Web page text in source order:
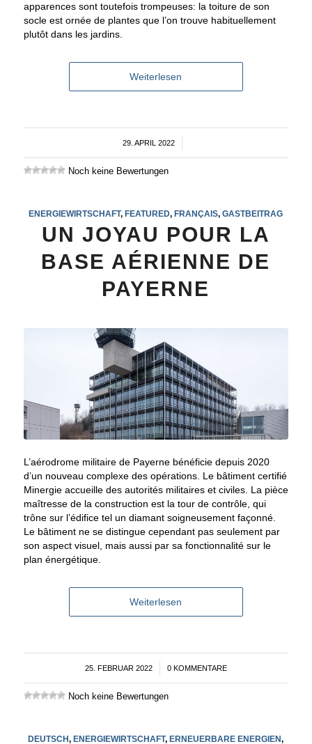
apparences sont toutefois trompeuses: la toiture de son
socle est ornée de plantes que l’on trouve habituellement
plutôt dans les jardins.
Weiterlesen
29. APRIL 2022
/
Noch keine Bewertungen
ENERGIEWIRTSCHAFT, FEATURED, FRANÇAIS,GASTBEITRAG
UN JOYAU POUR LA
BASE AÉRIENNE DE
PAYERNE
L’aérodrome militaire de Payerne bénéficie depuis 2020
d’un nouveau complexe des opérations. Le bâtiment certifié
Minergie accueille des autorités militaires et civiles. La pièce
maîtresse de la construction est la tour de contrôle, qui
trône sur l’édifice tel un diamant soigneusement façonné.
Le bâtiment ne se distingue cependant pas seulement par
son aspect visuel, mais aussi par sa fonctionnalité sur le
plan énergétique.
Weiterlesen
25. FEBRUAR 2022
/ 0 KOMMENTARE
Noch keine Bewertungen
DEUTSCH, ENERGIEWIRTSCHAFT, ERNEUERBARE ENERGIEN,